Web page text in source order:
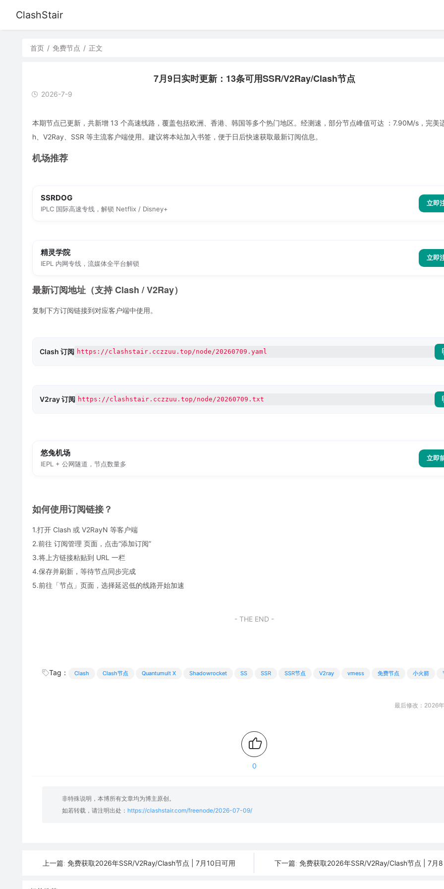
ClashStair
首页 / 免费节点 / 正文
7月9日实时更新：13条可用SSR/V2Ray/Clash节点
2026-7-9
本期节点已更新，共新增 13 个高速线路，覆盖包括欧洲、香港、韩国等多个热门地区。经测速，部分节点峰值可达 ：7.90M/s，完美
h、V2Ray、SSR 等主流客户端使用。建议将本站加入书签，便于日后快速获取最新订阅信息。
机场推荐
SSRDOG
IPLC 国际高速专线，解锁 Netflix / Disney+
立即
精灵学院
IEPL 内网专线，流媒体全平台解锁
立即
最新订阅地址（支持 Clash / V2Ray）
复制下方订阅链接到对应客户端中使用。
Clash 订阅 https://clashstair.cczzuu.top/node/20260709.yaml
V2ray 订阅 https://clashstair.cczzuu.top/node/20260709.txt
悠兔机场
IEPL + 公网隧道，节点数量多
立即
如何使用订阅链接？
1.打开 Clash 或 V2RayN 等客户端
2.前往 订阅管理 页面，点击“添加订阅”
3.将上方链接粘贴到 URL 一栏
4.保存并刷新，等待节点同步完成
5.前往「节点」页面，选择延迟低的线路开始加速
- THE END -
Tag： Clash Clash节点 Quantumult X Shadowrocket SS SSR SSR节点 V2ray vmess 免费节点 小火箭
最后修改：2026
0
非特殊说明，本博所有文章均为博主原创。
如若转载，请注明出处： https://clashstair.com/freenode/2026-07-09/
上一篇: 免费获取2026年SSR/V2Ray/Clash节点 | 7月10日可用 下一篇: 免费获取2026年SSR/V2Ray/Clash节点 | 7月